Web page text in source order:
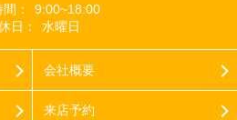
：
9:00~18:00
日：
水曜日
会社概要
来店予約